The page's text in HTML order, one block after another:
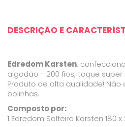
DESCRIÇÃO E
Edredom Karsten,
algodão - 200 fios, toque
Produto de alta qualidade!
bolinhas.
Composto por:
1 Edredom Solteiro Karsten 180